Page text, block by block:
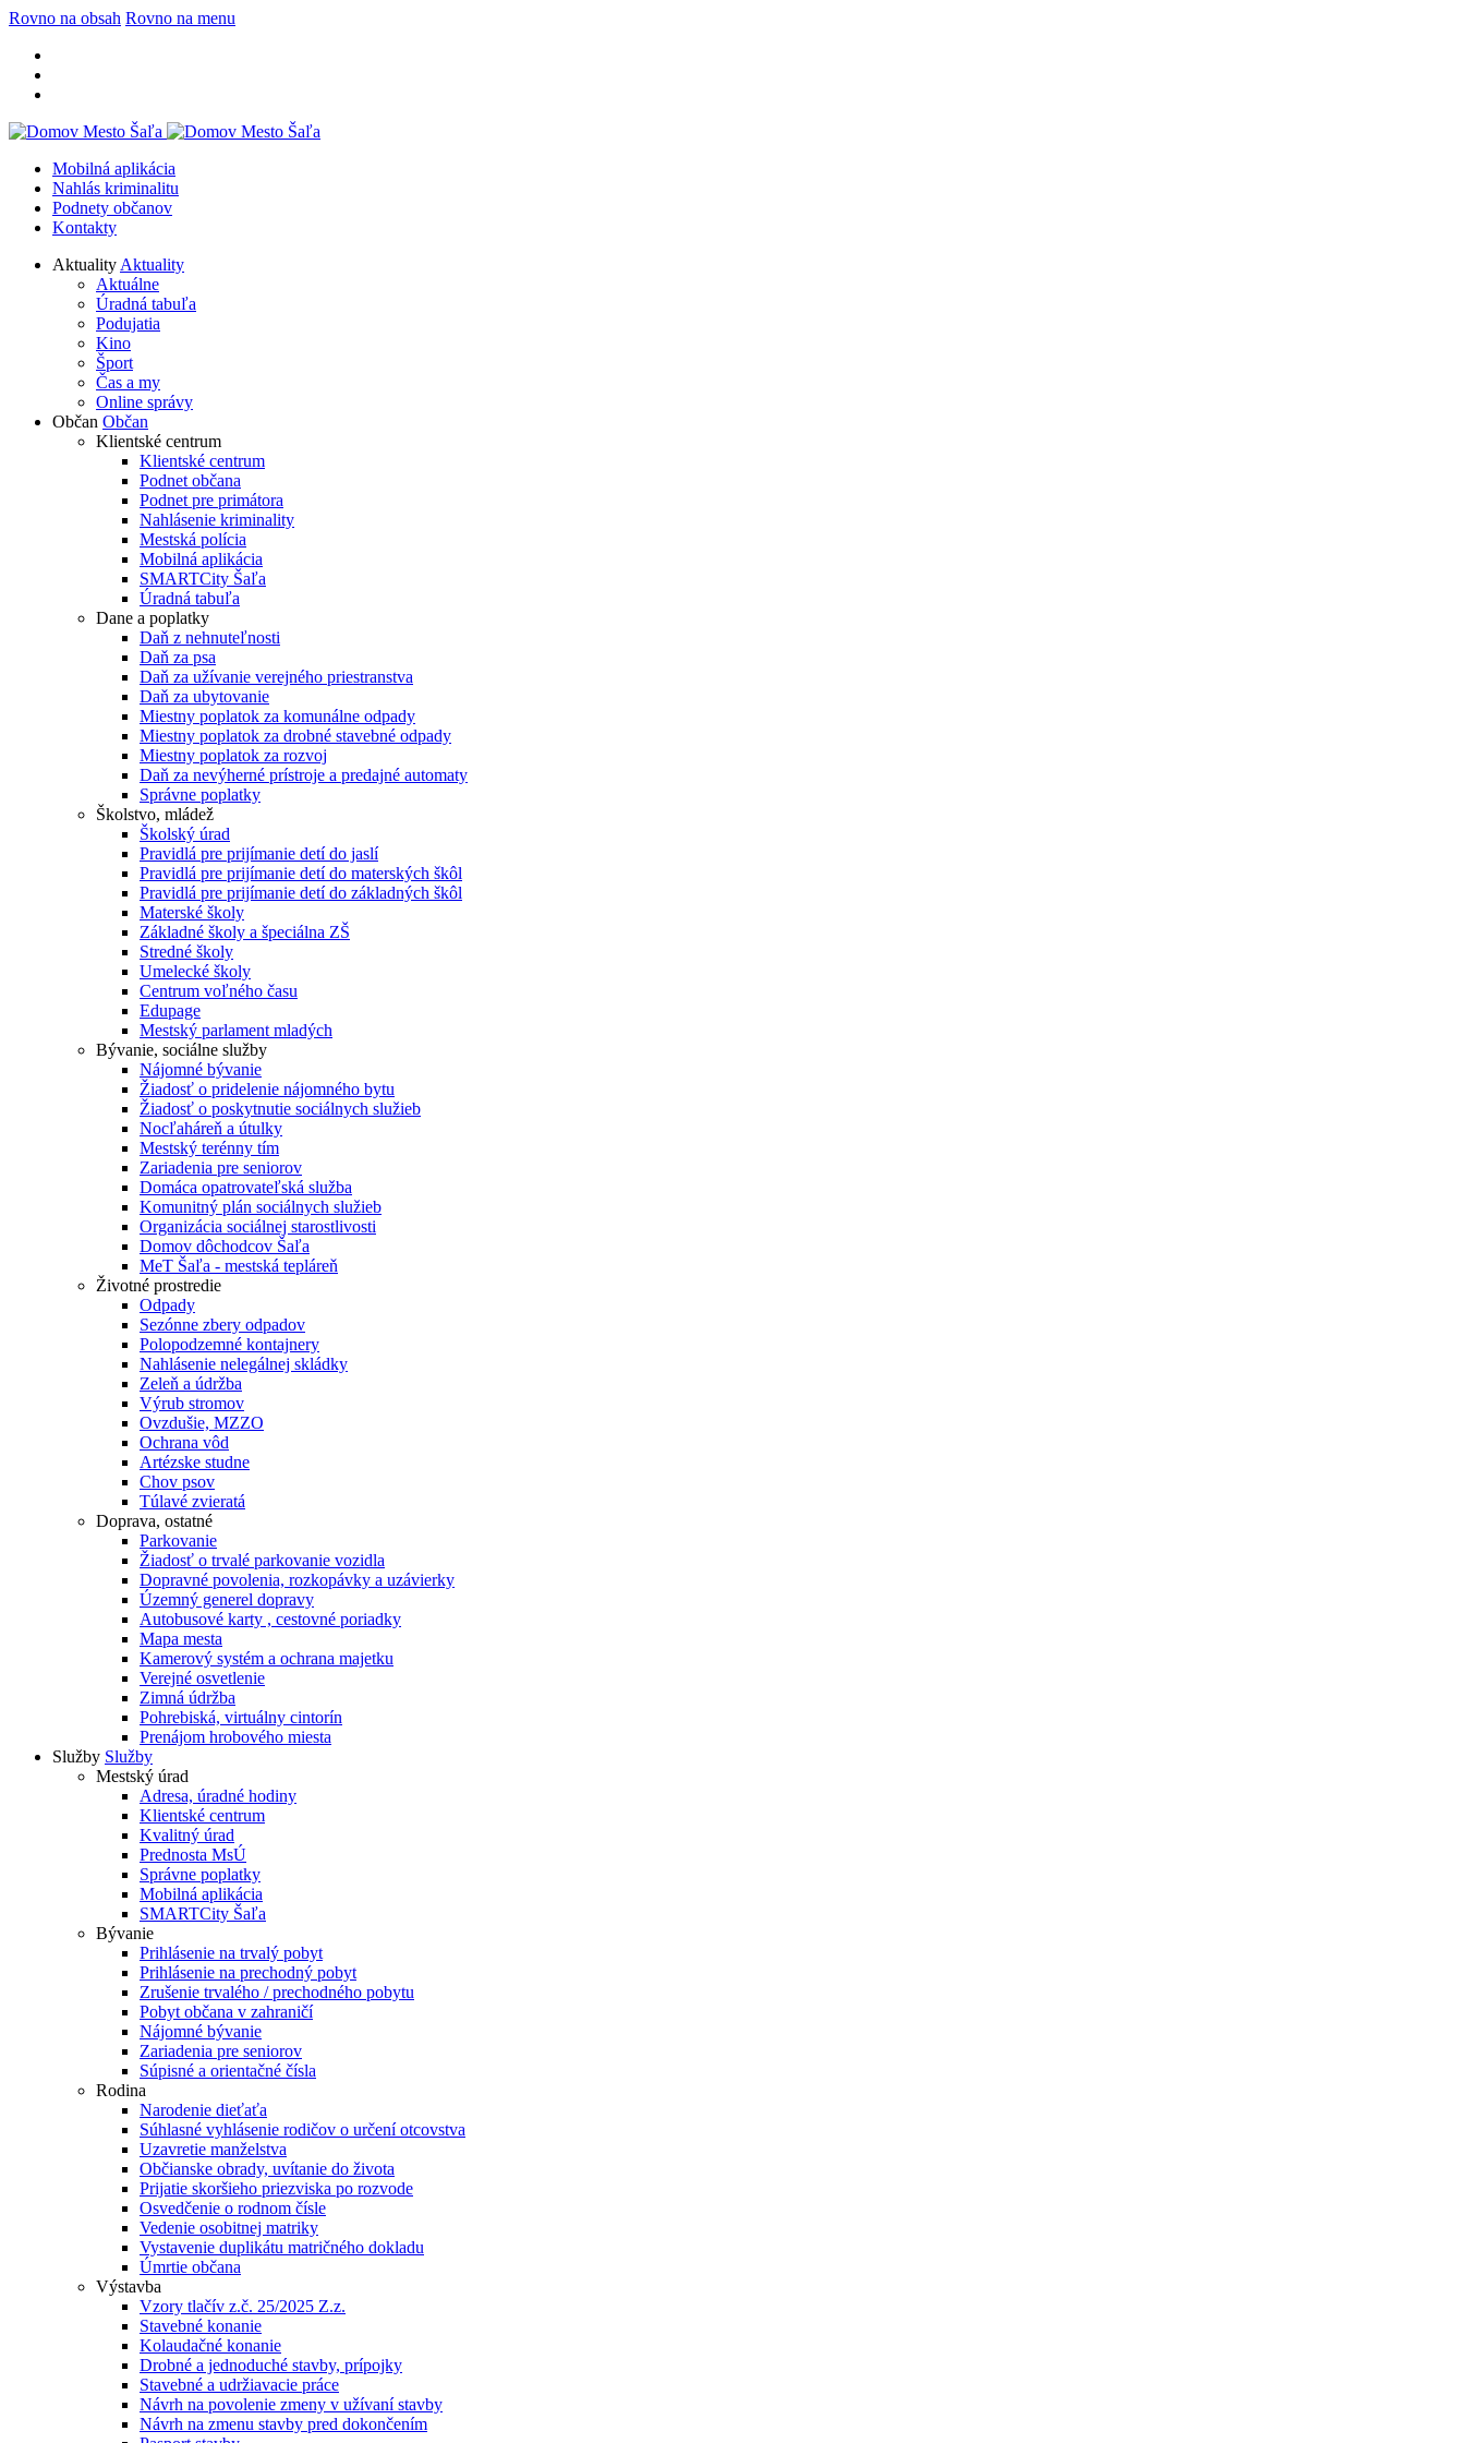
Rovno na obsah Rovno na menu
Mobilná aplikácia
Nahlás kriminalitu
Podnety občanov
Kontakty
Aktuality Aktuality
Aktuálne
Úradná tabuľa
Podujatia
Kino
Šport
Čas a my
Online správy
Občan Občan
Klientské centrum
Klientské centrum
Podnet občana
Podnet pre primátora
Nahlásenie kriminality
Mestská polícia
Mobilná aplikácia
SMARTCity Šaľa
Úradná tabuľa
Dane a poplatky
Daň z nehnuteľnosti
Daň za psa
Daň za užívanie verejného priestranstva
Daň za ubytovanie
Miestny poplatok za komunálne odpady
Miestny poplatok za drobné stavebné odpady
Miestny poplatok za rozvoj
Daň za nevýherné prístroje a predajné automaty
Správne poplatky
Školstvo, mládež
Školský úrad
Pravidlá pre prijímanie detí do jaslí
Pravidlá pre prijímanie detí do materských škôl
Pravidlá pre prijímanie detí do základných škôl
Materské školy
Základné školy a špeciálna ZŠ
Stredné školy
Umelecké školy
Centrum voľného času
Edupage
Mestský parlament mladých
Bývanie, sociálne služby
Nájomné bývanie
Žiadosť o pridelenie nájomného bytu
Žiadosť o poskytnutie sociálnych služieb
Nocľaháreň a útulky
Mestský terénny tím
Zariadenia pre seniorov
Domáca opatrovateľská služba
Komunitný plán sociálnych služieb
Organizácia sociálnej starostlivosti
Domov dôchodcov Šaľa
MeT Šaľa - mestská tepláreň
Životné prostredie
Odpady
Sezónne zbery odpadov
Polopodzemné kontajnery
Nahlásenie nelegálnej skládky
Zeleň a údržba
Výrub stromov
Ovzdušie, MZZO
Ochrana vôd
Artézske studne
Chov psov
Túlavé zvieratá
Doprava, ostatné
Parkovanie
Žiadosť o trvalé parkovanie vozidla
Dopravné povolenia, rozkopávky a uzávierky
Územný generel dopravy
Autobusové karty , cestovné poriadky
Mapa mesta
Kamerový systém a ochrana majetku
Verejné osvetlenie
Zimná údržba
Pohrebiská, virtuálny cintorín
Prenájom hrobového miesta
Služby Služby
Mestský úrad
Adresa, úradné hodiny
Klientské centrum
Kvalitný úrad
Prednosta MsÚ
Správne poplatky
Mobilná aplikácia
SMARTCity Šaľa
Bývanie
Prihlásenie na trvalý pobyt
Prihlásenie na prechodný pobyt
Zrušenie trvalého / prechodného pobytu
Pobyt občana v zahraničí
Nájomné bývanie
Zariadenia pre seniorov
Súpisné a orientačné čísla
Rodina
Narodenie dieťaťa
Súhlasné vyhlásenie rodičov o určení otcovstva
Uzavretie manželstva
Občianske obrady, uvítanie do života
Prijatie skoršieho priezviska po rozvode
Osvedčenie o rodnom čísle
Vedenie osobitnej matriky
Vystavenie duplikátu matričného dokladu
Úmrtie občana
Výstavba
Vzory tlačív z.č. 25/2025 Z.z.
Stavebné konanie
Kolaudačné konanie
Drobné a jednoduché stavby, prípojky
Stavebné a udržiavacie práce
Návrh na povolenie zmeny v užívaní stavby
Návrh na zmenu stavby pred dokončením